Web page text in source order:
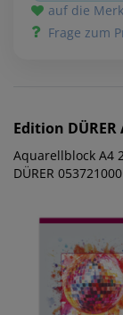
auf die
Frage zum
Edition DÜRER
Aquarellblock A4
DÜRER 053721000